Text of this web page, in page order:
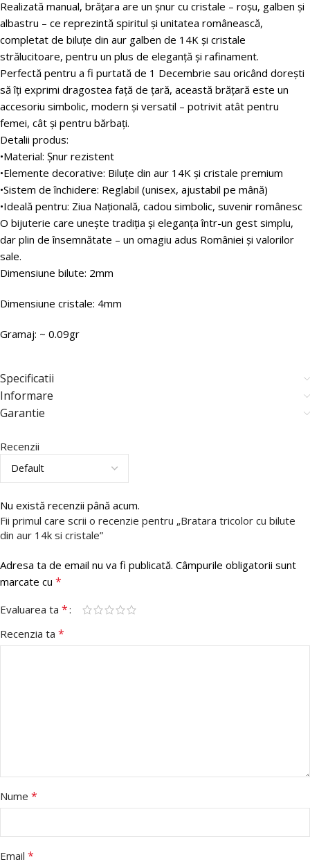
Realizată manual, brățara are un șnur cu cristale – roșu, galben și
albastru – ce reprezintă spiritul și unitatea românească,
completat de biluțe din aur galben de 14K și cristale
strălucitoare, pentru un plus de eleganță și rafinament.
Perfectă pentru a fi purtată de 1 Decembrie sau oricând dorești
să îți exprimi dragostea față de țară, această brățară este un
accesoriu simbolic, modern și versatil – potrivit atât pentru
femei, cât și pentru bărbați.
Detalii produs:
•Material: Șnur rezistent
•Elemente decorative: Biluțe din aur 14K și cristale premium
•Sistem de închidere: Reglabil (unisex, ajustabil pe mână)
•Ideală pentru: Ziua Națională, cadou simbolic, suvenir românesc
O bijuterie care unește tradiția și eleganța într-un gest simplu,
dar plin de însemnătate – un omagiu adus României și valorilor
sale.
Dimensiune bilute: 2mm
Dimensiune cristale: 4mm
Gramaj: ~ 0.09gr
Specificatii
Informare
Garantie
Recenzii
Nu există recenzii până acum.
Fii primul care scrii o recenzie pentru „Bratara tricolor cu bilute
din aur 14k si cristale”
Adresa ta de email nu va fi publicată. Câmpurile obligatorii sunt
marcate cu *
Evaluarea ta *
Recenzia ta *
Nume *
Email *